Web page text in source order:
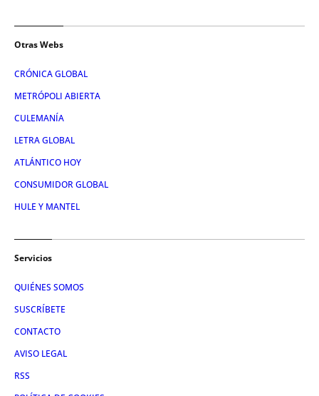
Otras Webs
CRÓNICA GLOBAL
METRÓPOLI ABIERTA
CULEMANÍA
LETRA GLOBAL
ATLÁNTICO HOY
CONSUMIDOR GLOBAL
HULE Y MANTEL
Servicios
QUIÉNES SOMOS
SUSCRÍBETE
CONTACTO
AVISO LEGAL
RSS